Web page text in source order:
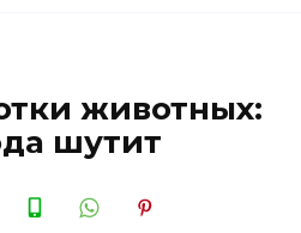
животных:
шутит